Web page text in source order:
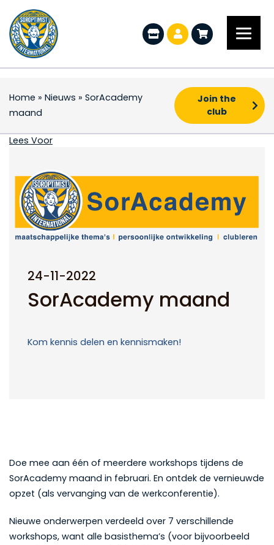
Home » Nieuws » SorAcademy
maand
Join the
club
SorAcademy maand
Lees Voor
24-11-2022
SorAcademy maand
Kom kennis delen en kennismaken!
Doe mee aan één of meerdere workshops tijdens de
SorAcademy maand in februari. En ontdek de vernieuwde
opzet (als vervanging van de werkconferentie).
Nieuwe onderwerpen verdeeld over 7 verschillende
workshops, want alle basisthema’s (voor bijvoorbeeld